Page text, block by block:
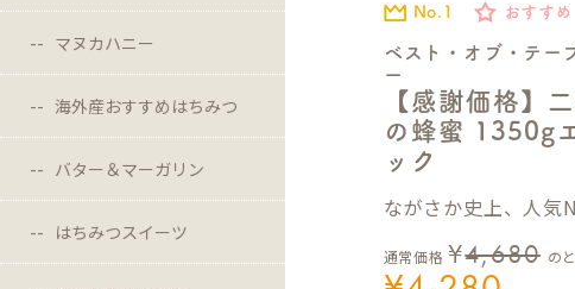
マヌカハニー
海外産おすすめはちみつ
バター＆マーガリン
はちみつスイーツ
ベスト・オブ・テー
ー
【感謝価格】
の蜂蜜 1350g
ック
No.1 おすすめ
通常価格 ¥4,680 の
ながさか史上、人気